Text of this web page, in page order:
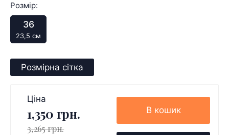
Розмір:
36
23,5 см
Розмірна сітка
Ціна
1,350 грн.
3,265 грн.
В кошик